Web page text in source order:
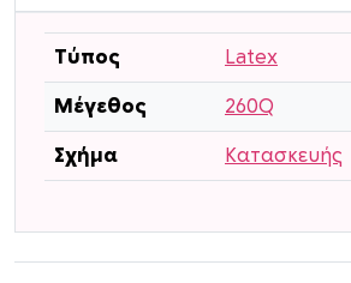
Τύπος Latex
Μέγεθος 260Q
Σχήμα Κατασκευής